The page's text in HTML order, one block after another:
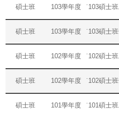
碩士班 103學年度 ˙103碩士
碩士班 103學年度 ˙103碩士
碩士班 102學年度 ˙102碩士
碩士班 102學年度 ˙102碩士
碩士班 101學年度 ˙101碩士